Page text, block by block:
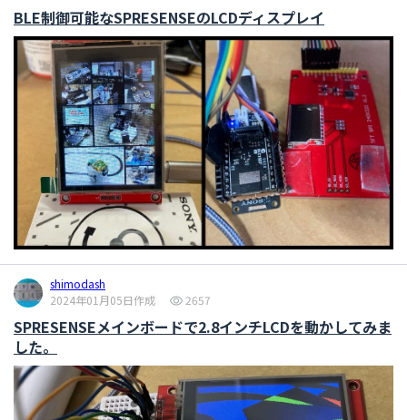
BLE制御可能なSPRESENSEのLCDディスプレイ
shimodash
2024年01月05日作成
2657
SPRESENSEメインボードで2.8インチLCDを動かしてみま
した。